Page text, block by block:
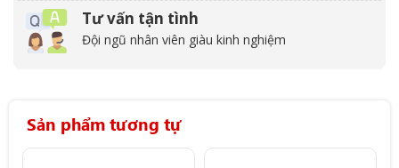
Tư vấn tận tình
Đội ngũ nhân viên giàu kinh nghiệm
Sản phẩm tương tự